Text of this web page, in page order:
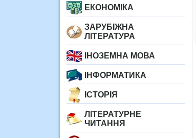
ЕКОНОМІКА
ЗАРУБІЖНА
ЛІТЕРАТУРА
ІНОЗЕМНА МОВА
ІНФОРМАТИКА
ІСТОРІЯ
ЛІТЕРАТУРНЕ
ЧИТАННЯ